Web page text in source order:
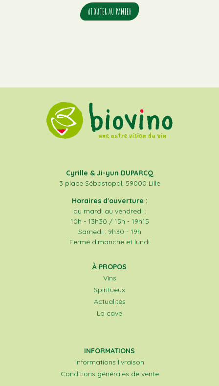
AJOUTER AU PANIER
Cyrille & Ji-yun DUPARCQ
3 place Sébastopol, 59000 Lille
Horaires d'ouverture :
du mardi au vendredi :
10h - 13h30 / 15h - 19h15
Samedi : 9h30 - 19h
Fermé dimanche et lundi
À PROPOS
Vins
Spiritueux
Actualités
La cave
INFORMATIONS
Informations livraison
Conditions générales de vente